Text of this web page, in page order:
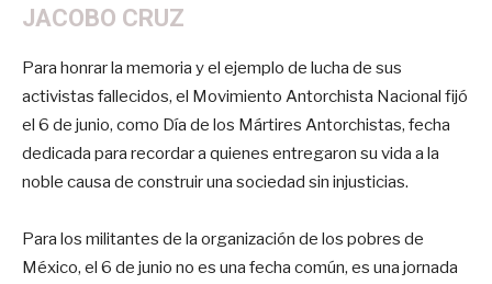
JACOBO CRUZ
Para honrar la memoria y el ejemplo de lucha de sus
activistas fallecidos, el Movimiento Antorchista Nacional fijó
el 6 de junio, como Día de los Mártires Antorchistas, fecha
dedicada para recordar a quienes entregaron su vida a la
noble causa de construir una sociedad sin injusticias.
Para los militantes de la organización de los pobres de
México, el 6 de junio no es una fecha común, es una jornada